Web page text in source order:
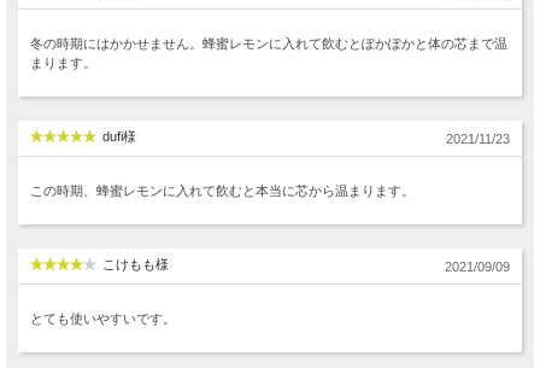
冬の時期にはかかせません。蜂蜜レモンに入れて飲むとぽかぽかと体の芯まで温
まります。
dufi様 2021/11/23
この時期、蜂蜜レモンに入れて飲むと本当に芯から温まります。
こけもも様 2021/09/09
とても使いやすいです。